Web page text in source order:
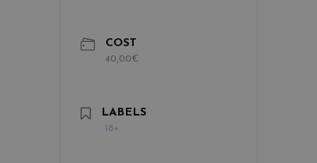
COST
40,00€
LABELS
18+